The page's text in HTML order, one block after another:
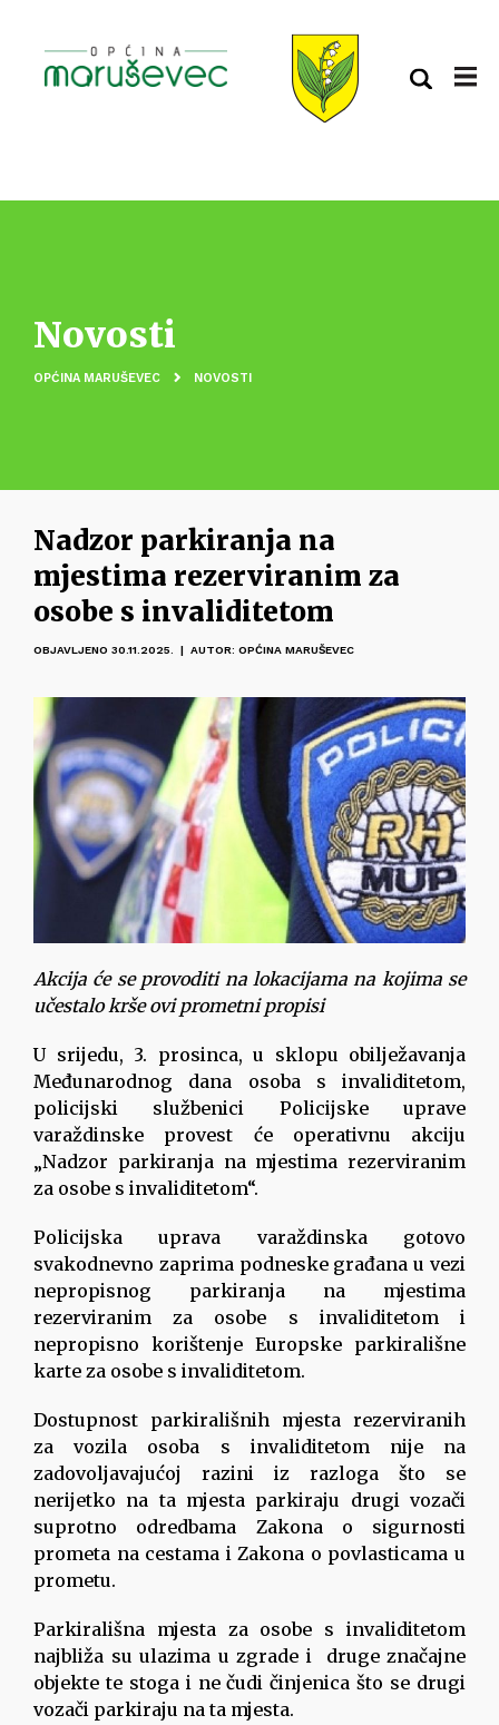
Novosti
OPĆINA MARUŠEVEC NOVOSTI
Nadzor parkiranja na
mjestima rezerviranim za
osobe s invaliditetom
OBJAVLJENO 30.11.2025. | AUTOR: OPĆINA MARUŠEVEC
Akcija će se provoditi na lokacijama na kojima se
učestalo krše ovi prometni propisi
U srijedu, 3. prosinca, u sklopu obilježavanja
Međunarodnog dana osoba s invaliditetom,
policijski službenici Policijske uprave
varaždinske provest će operativnu akciju
„Nadzor parkiranja na mjestima rezerviranim
za osobe s invaliditetom“.
Policijska uprava varaždinska gotovo
svakodnevno zaprima podneske građana u vezi
nepropisnog parkiranja na mjestima
rezerviranim za osobe s invaliditetom i
nepropisno korištenje Europske parkirališne
karte za osobe s invaliditetom.
Dostupnost parkirališnih mjesta rezerviranih
za vozila osoba s invaliditetom nije na
zadovoljavajućoj razini iz razloga što se
nerijetko na ta mjesta parkiraju drugi vozači
suprotno odredbama Zakona o sigurnosti
prometa na cestama i Zakona o povlasticama u
prometu.
Parkirališna mjesta za osobe s invaliditetom
najbliža su ulazima u zgrade i druge značajne
objekte te stoga i ne čudi činjenica što se drugi
vozači parkiraju na ta mjesta.